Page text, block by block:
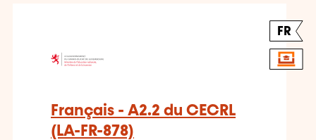
FR
Français - A2.2 du CECRL
(LA-FR-878)